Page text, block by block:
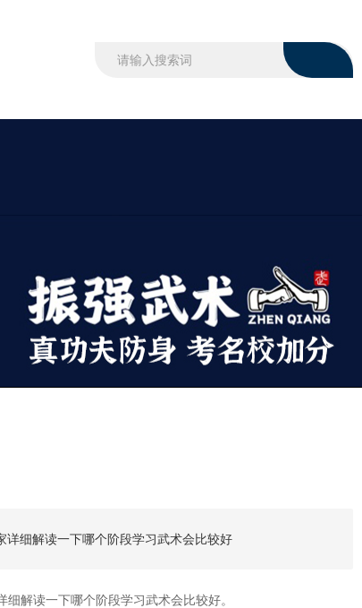
细解读一下哪个阶段学习武术会比较好
解读一下哪个阶段学习武术会比较好。